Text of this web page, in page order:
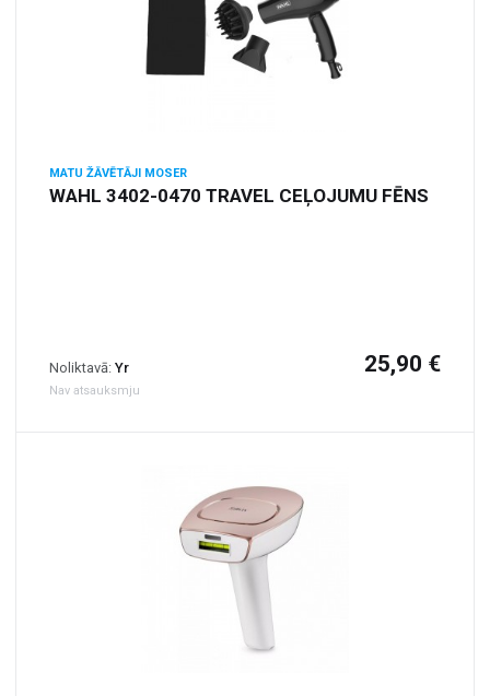
MATU ŽĀVĒTĀJI MOSER
WAHL 3402-0470 TRAVEL CEĻOJUMU FĒNS
Noliktavā: Yr
Nav atsauksmju
25,90 €